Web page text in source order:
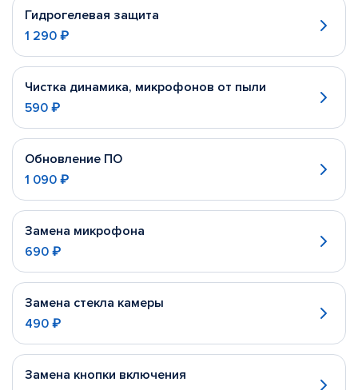
Гидрогелевая защита
1 290 ₽
Чистка динамика, микрофонов от пыли
590 ₽
Обновление ПО
1 090 ₽
Замена микрофона
690 ₽
Замена стекла камеры
490 ₽
Замена кнопки включения